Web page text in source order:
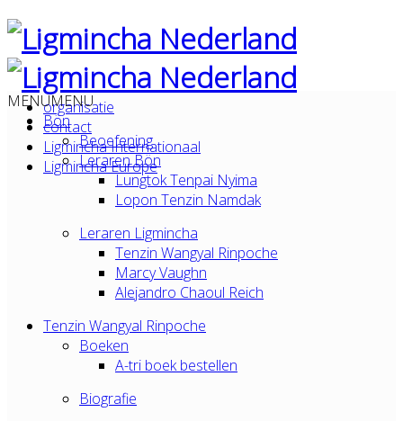
organisatie
contact
Ligmincha Internationaal
Ligmincha Europe
MENUMENU
Bön
Beoefening
Leraren Bön
Lungtok Tenpai Nyima
Lopon Tenzin Namdak
Leraren Ligmincha
Tenzin Wangyal Rinpoche
Marcy Vaughn
Alejandro Chaoul Reich
Tenzin Wangyal Rinpoche
Boeken
A-tri boek bestellen
Biografie